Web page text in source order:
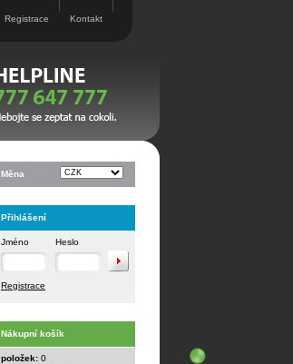
Registrace Kontakt
Měna
Přihlášení
Jméno Heslo
Registrace
Nákupní košík
položek: 0